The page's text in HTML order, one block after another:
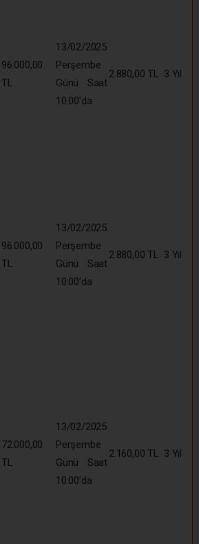
96.000,00
TL
13/02/2025
Perşembe
Günü Saat
10:00’da
2.880,00 TL 3 Yıl
96.000,00
TL
13/02/2025
Perşembe
Günü Saat
10:00’da
2.880,00 TL 3 Yıl
72.000,00
TL
13/02/2025
Perşembe
Günü Saat
10:00’da
2.160,00 TL 3 Yıl